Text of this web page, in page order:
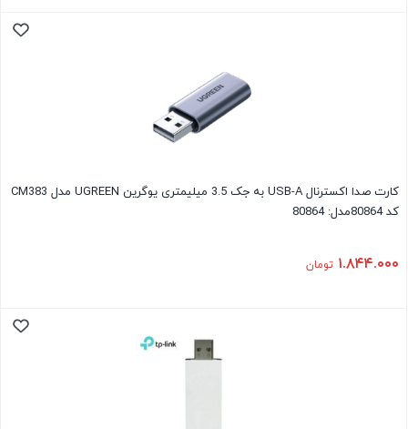
کارت صدا اکسترنال USB-A به جک 3.5 میلیمتری یوگرین UGREEN مدل CM383
کد 80864مدل: 80864
۱.۸۴۴.۰۰۰ تومان